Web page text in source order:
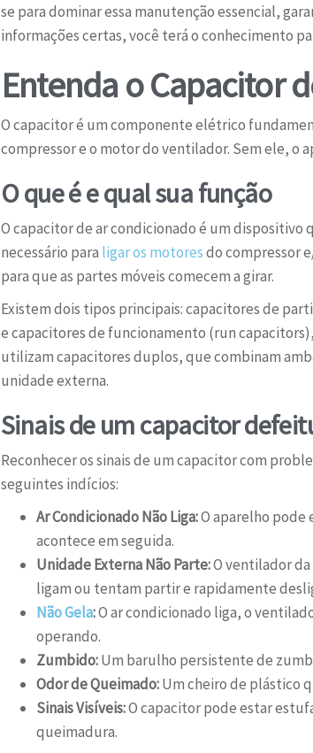
se para dominar essa manutenção essencial,
informações certas, você terá o conhecimento
Entenda o Capacitor
O capacitor é um componente elétrico
compressor e o motor do ventilador. Sem ele, o
O que é e qual sua função
O capacitor de ar condicionado é um
necessário para ligar os motoresdo compressor
para que as partes móveis comecem a girar.
Existem dois tipos principais: capacitores de
e capacitores de funcionamento (run
utilizam capacitores duplos, que combinam
unidade externa.
Sinais de um capacitor
Reconhecer os sinais de um capacitor com
seguintes indícios:
Ar Condicionado Não Liga:O aparelho pode
acontece em seguida.
Unidade Externa Não Parte:O ventilador
ligam ou tentam partir e rapidamente
Não Gela:O ar condicionado liga, o
operando.
Zumbido:Um barulho persistente de
Odor de Queimado:Um cheiro de plástico
Sinais Visíveis:O capacitor pode estar
queimadura.